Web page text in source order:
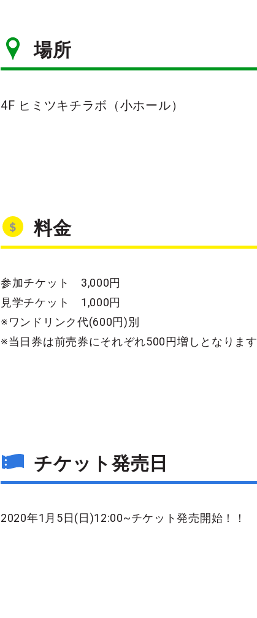
場所
4F ヒミツキチラボ（小ホール）
料金
参加チケット 3,000円
見学チケット 1,000円
※ワンドリンク代(600円)別
※当日券は前売券にそれぞれ500円増しとなります
チケット発売日
2020年1月5日(日)12:00~チケット発売開始！！